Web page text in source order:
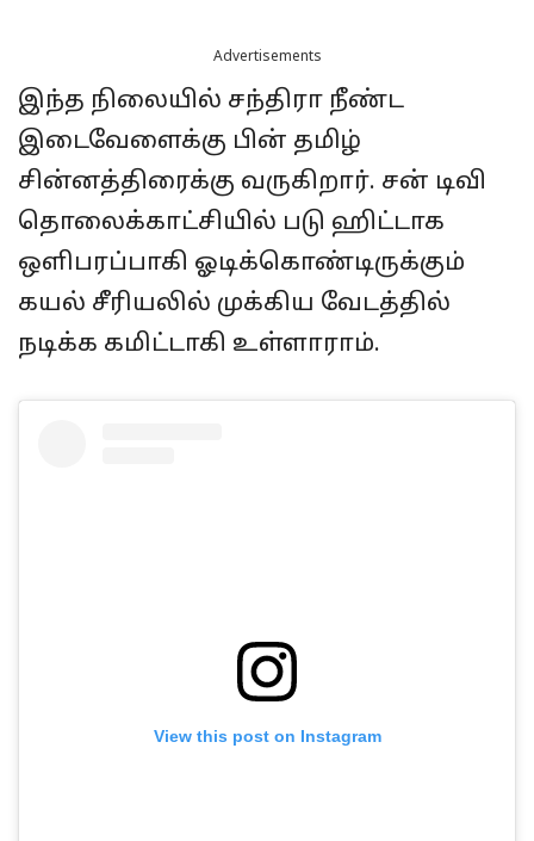
Advertisements
இந்த நிலையில் சந்திரா நீண்ட
இடைவேளைக்கு பின் தமிழ்
சின்னத்திரைக்கு வருகிறார். சன் டிவி
தொலைக்காட்சியில் படு ஹிட்டாக
ஒளிபரப்பாகி ஓடிக்கொண்டிருக்கும்
கயல் சீரியலில் முக்கிய வேடத்தில்
நடிக்க கமிட்டாகி உள்ளாராம்.
View this post on Instagram